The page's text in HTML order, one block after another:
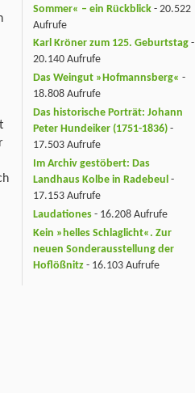
Sommer« – ein Rückblick - 20.522
Aufrufe
Karl Kröner zum 125. Geburtstag -
20.140 Aufrufe
Das Weingut »Hofmannsberg« -
18.808 Aufrufe
Das historische Porträt: Johann
Peter Hundeiker (1751-1836) -
17.503 Aufrufe
Im Archiv gestöbert: Das
Landhaus Kolbe in Radebeul -
17.153 Aufrufe
Laudationes - 16.208 Aufrufe
Kein »helles Schlaglicht«. Zur
neuen Sonderausstellung der
Hoflößnitz - 16.103 Aufrufe